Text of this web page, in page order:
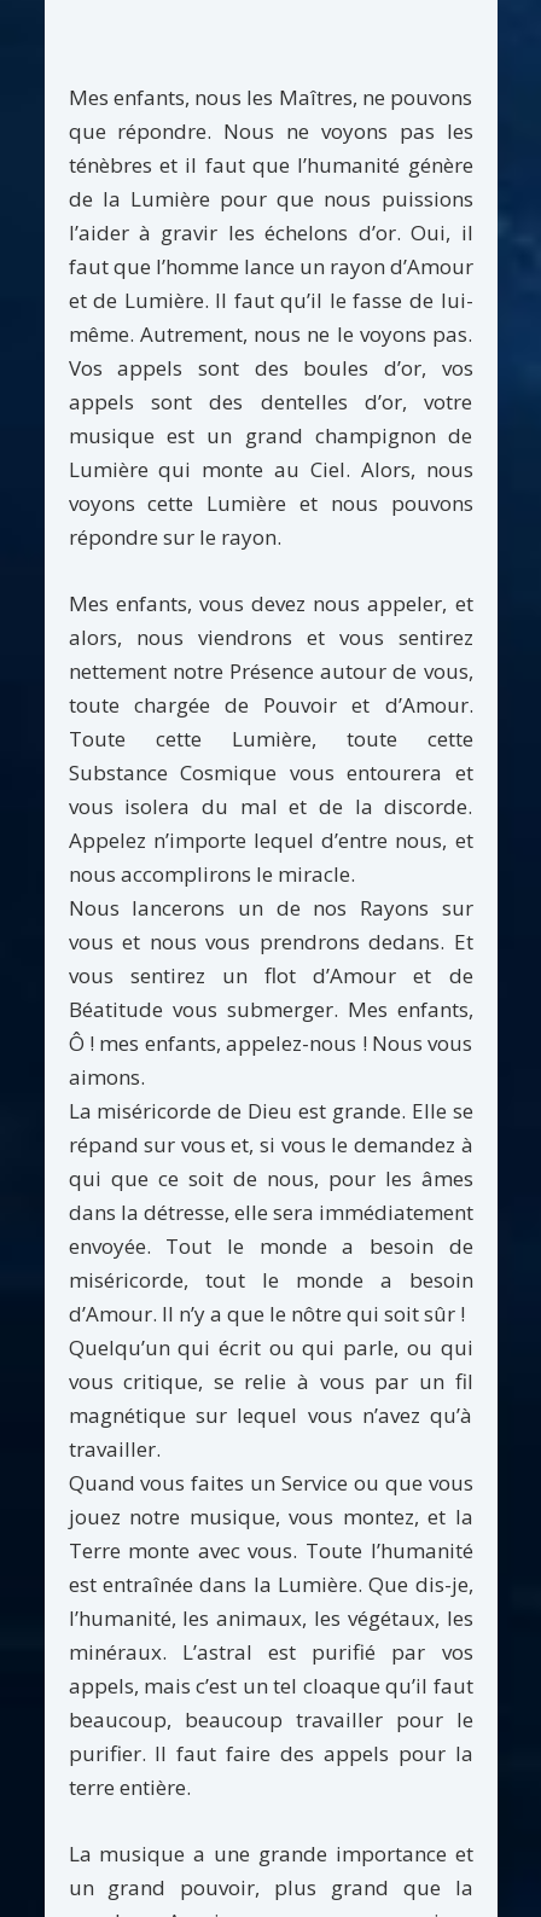
Mes enfants, nous les Maîtres, ne pouvons
que répondre. Nous ne voyons pas les
ténèbres et il faut que l’humanité génère
de la Lumière pour que nous puissions
l’aider à gravir les échelons d’or. Oui, il
faut que l’homme lance un rayon d’Amour
et de Lumière. Il faut qu’il le fasse de lui-
même. Autrement, nous ne le voyons pas.
Vos appels sont des boules d’or, vos
appels sont des dentelles d’or, votre
musique est un grand champignon de
Lumière qui monte au Ciel. Alors, nous
voyons cette Lumière et nous pouvons
répondre sur le rayon.
Mes enfants, vous devez nous appeler, et
alors, nous viendrons et vous sentirez
nettement notre Présence autour de vous,
toute chargée de Pouvoir et d’Amour.
Toute cette Lumière, toute cette
Substance Cosmique vous entourera et
vous isolera du mal et de la discorde.
Appelez n’importe lequel d’entre nous, et
nous accomplirons le miracle.
Nous lancerons un de nos Rayons sur
vous et nous vous prendrons dedans. Et
vous sentirez un flot d’Amour et de
Béatitude vous submerger. Mes enfants,
Ô ! mes enfants, appelez-nous ! Nous vous
aimons.
La miséricorde de Dieu est grande. Elle se
répand sur vous et, si vous le demandez à
qui que ce soit de nous, pour les âmes
dans la détresse, elle sera immédiatement
envoyée. Tout le monde a besoin de
miséricorde, tout le monde a besoin
d’Amour. Il n’y a que le nôtre qui soit sûr !
Quelqu’un qui écrit ou qui parle, ou qui
vous critique, se relie à vous par un fil
magnétique sur lequel vous n’avez qu’à
travailler.
Quand vous faites un Service ou que vous
jouez notre musique, vous montez, et la
Terre monte avec vous. Toute l’humanité
est entraînée dans la Lumière. Que dis-je,
l’humanité, les animaux, les végétaux, les
minéraux. L’astral est purifié par vos
appels, mais c’est un tel cloaque qu’il faut
beaucoup, beaucoup travailler pour le
purifier. Il faut faire des appels pour la
terre entière.
La musique a une grande importance et
un grand pouvoir, plus grand que la